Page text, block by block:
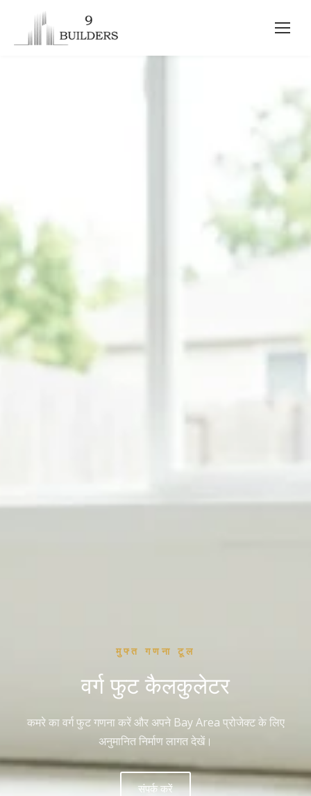
मुफ्त गणना टूल
वर्ग फुट कैलकुलेटर
कमरे का वर्ग फुट गणना करें और अपने Bay Area प्रोजेक्ट के लिए
अनुमानित निर्माण लागत देखें।
संपर्क करें